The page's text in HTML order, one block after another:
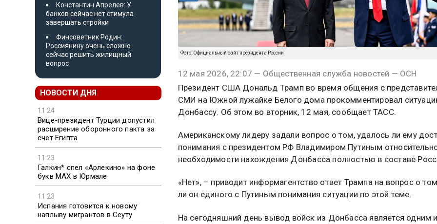
Константин Апрелев: У
банков сейчас нет стимула
завершать стройки
Финсоветник Родин:
Россиянину очень сложно
сейчас решить жилищный
вопрос
НОВОСТИ ДНЯ
11:24
Вице-президент Турции допустил
расширение оборонного пакта за
счет Египта
11:23
Галкин* спел «Арлекино» на фоне
букв MAX в Юрмале
11:23
Испания готовится к новому
наплыву мигрантов в Сеуту
Фото: Официальный сайт президента России
12 мая 2026, 22:07 — Общественная служба новостей — ОСН
Президент США Дональд Трамп во время общения с
СМИ на Южной лужайке Белого дома прокомментировал
Донбассу. Об этом во вторник, 12 мая, сообщает ТАСС.
Американскому лидеру задали вопрос о том, удалось ли ему
понимания с президентом РФ Владимиром Путиным
необходимости нахождения Донбасса полностью в составе
«Нет», – приводит информагентство ответ Трампа на вопрос о
ли он единого с Путиным понимания ситуации по этой теме.
На сегодняшний день вывод войск из Донбасса является одним